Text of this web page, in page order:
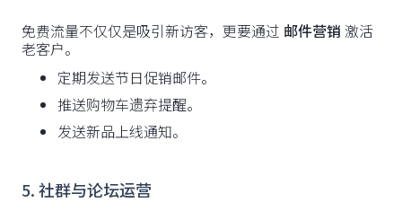
免费流量不仅仅是吸引新访客，更要通过 邮件营销 激活
老客户。
定期发送节日促销邮件。
推送购物车遗弃提醒。
发送新品上线通知。
5. 社群与论坛运营